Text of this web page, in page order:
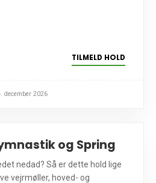
TILMELD HOLD
december 2026
og Spring
nedad? Så er dette hold lige
vejrmøller, hoved- og